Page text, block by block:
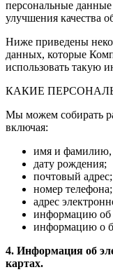
персональные
улучшения качества
Ниже приведены
данных, которые
использовать такую
КАКИЕ
Мы можем собирать
включая:
имя и фамилию,
дату рождения;
почтовый адрес;
номер телефона;
адрес
информацию об
информацию о
4. Информация об
картах.